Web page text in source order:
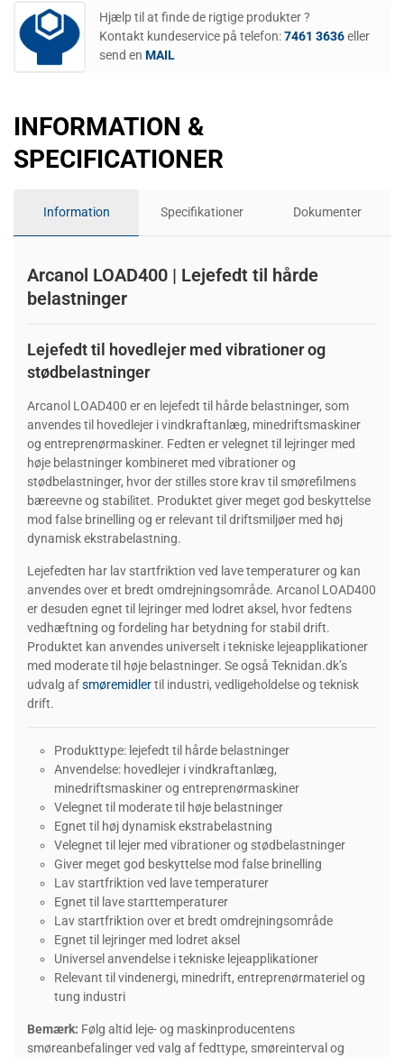
Hjælp til at finde de rigtige produkter ?
Kontakt kundeservice på telefon:7461 3636eller
send en MAIL
INFORMATION &
SPECIFICATIONER
Information Specifikationer Dokumenter
Arcanol LOAD400 | Lejefedt til hårde
belastninger
Lejefedt til hovedlejer med vibrationer og
stødbelastninger
Arcanol LOAD400 er en lejefedt til hårde belastninger, som
anvendes til hovedlejer i vindkraftanlæg, minedriftsmaskiner
og entreprenørmaskiner. Fedten er velegnet til lejringer med
høje belastninger kombineret med vibrationer og
stødbelastninger, hvor der stilles store krav til smørefilmens
bæreevne og stabilitet. Produktet giver meget god beskyttelse
mod false brinelling og er relevant til driftsmiljøer med høj
dynamisk ekstrabelastning.
Lejefedten har lav startfriktion ved lave temperaturer og kan
anvendes over et bredt omdrejningsområde. Arcanol LOAD400
er desuden egnet til lejringer med lodret aksel, hvor fedtens
vedhæftning og fordeling har betydning for stabil drift.
Produktet kan anvendes universelt i tekniske lejeapplikationer
med moderate til høje belastninger. Se også Teknidan.dk’s
udvalg afsmøremidlertil industri, vedligeholdelse og teknisk
drift.
Produkttype: lejefedt til hårde belastninger
Anvendelse: hovedlejer i vindkraftanlæg,
minedriftsmaskiner og entreprenørmaskiner
Velegnet til moderate til høje belastninger
Egnet til høj dynamisk ekstrabelastning
Velegnet til lejer med vibrationer og stødbelastninger
Giver meget god beskyttelse mod false brinelling
Lav startfriktion ved lave temperaturer
Egnet til lave starttemperaturer
Lav startfriktion over et bredt omdrejningsområde
Egnet til lejringer med lodret aksel
Universel anvendelse i tekniske lejeapplikationer
Relevant til vindenergi, minedrift, entreprenørmateriel og
tung industri
Bemærk: Følg altid leje- og maskinproducentens
smøreanbefalinger ved valg af fedttype, smøreinterval og